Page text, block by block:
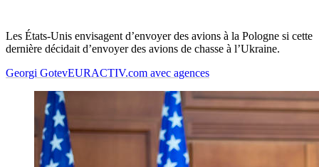
Les États-Unis envisagent d’envoyer des avions à la Pologne si cette
dernière décidait d’envoyer des avions de chasse à l’Ukraine.
Georgi GotevEURACTIV.com avec agences